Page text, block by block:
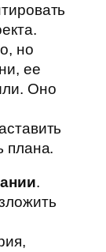
но
ее
Оно
плана.
.